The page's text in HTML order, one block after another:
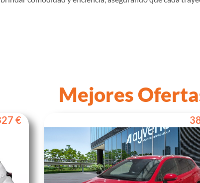
Mejores
€